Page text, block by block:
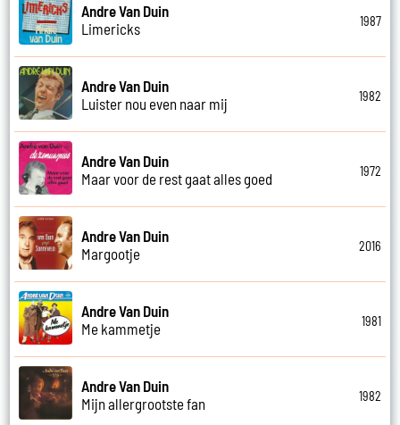
Andre Van Duin
Limericks
1987
Andre Van Duin
Luister nou even naar mij
1982
Andre Van Duin
Maar voor de rest gaat alles goed
1972
Andre Van Duin
Margootje
2016
Andre Van Duin
Me kammetje
1981
Andre Van Duin
Mijn allergrootste fan
1982